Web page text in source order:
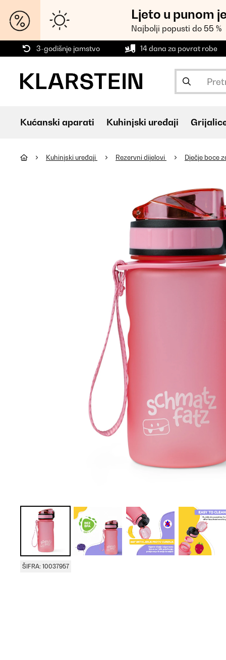
Ljeto u punom
Najbolji popusti do 55 %
3-godišnje jamstvo 14 dana za povrat robe
Kućanski aparati Kuhinjski uređaji
Kuhinjski uređaji Rezervni dijelovi Dječje boce
ŠIFRA: 10037957